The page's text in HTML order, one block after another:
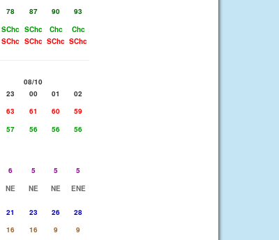
78 87 90
93
SChc SChc Chc
Chc
SChc SChc SChc SChc
08/10
23 00 01
02
63 61 60
59
57 56 56
56
6 5 5
5
NE NE NE
ENE
21 23 26
28
16 16 9
9